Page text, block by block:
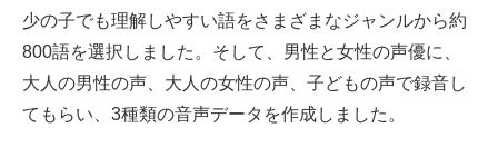
少の子でも理解しやすい語をさまざまなジャンルから約
800語を選択しました。そして、男性と女性の声優に、
大人の男性の声、大人の女性の声、子どもの声で録音し
てもらい、3種類の音声データを作成しました。